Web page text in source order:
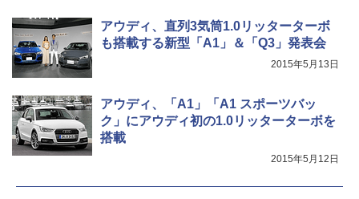
アウディ、直列3気筒1.0リッターターボ
も搭載する新型「A1」＆「Q3」発表会
2015年5月13日
アウディ、「A1」「A1 スポーツバッ
ク」にアウディ初の1.0リッターターボを
搭載
2015年5月12日